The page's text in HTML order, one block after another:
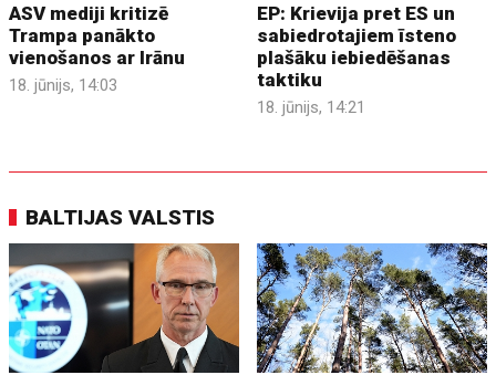
ASV mediji kritizē
Trampa panākto
vienošanos ar Irānu
18. jūnijs, 14:03
EP: Krievija pret ES un
sabiedrotajiem īsteno
plašāku iebiedēšanas
taktiku
18. jūnijs, 14:21
BALTIJAS VALSTIS